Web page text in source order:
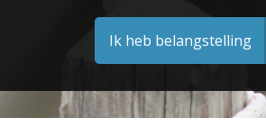
Ik heb belangstelling